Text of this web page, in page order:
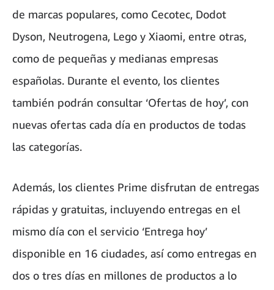
de marcas populares, como Cecotec, Dodot
Dyson, Neutrogena, Lego y Xiaomi, entre otras,
como de pequeñas y medianas empresas
españolas. Durante el evento, los clientes
también podrán consultar ‘Ofertas de hoy’, con
nuevas ofertas cada día en productos de todas
las categorías.
Además, los clientes Prime disfrutan de entregas
rápidas y gratuitas, incluyendo entregas en el
mismo día con el servicio ‘Entrega hoy’
disponible en 16 ciudades, así como entregas en
dos o tres días en millones de productos a lo